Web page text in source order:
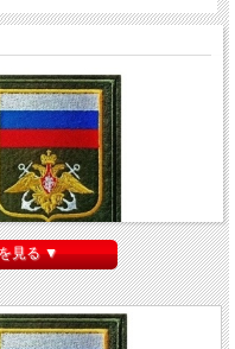
見る ▼